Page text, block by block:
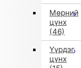
Мөрний
цүнх
(46)
Үүрдэг
цүнх